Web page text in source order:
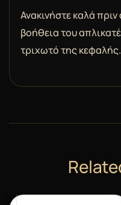
Ανακινήστε καλά
βοήθεια του
τριχωτό της